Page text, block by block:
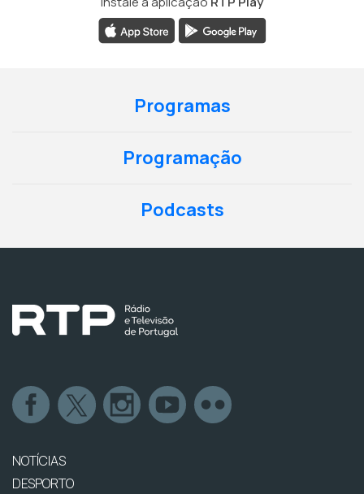
Programas
Programação
Podcasts
NOTÍCIAS
DESPORTO